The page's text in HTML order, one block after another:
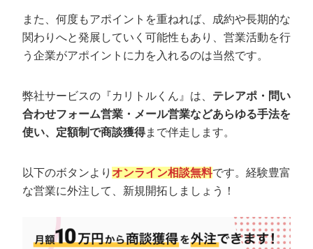
アポを断られた際の切り返し方｜【例文・
フレーズ】
「検討します」への切り返し方
「いまは必要ない」への切り返し方
「予算がない」への切り返し方
「既に別の業者に頼んでいる」への切り返し方
マナー
顧客情報は事前にしっかり把握する
また、何度もアポイントを重ねれば、成約や長期的な
関わりへと発展していく可能性もあり、営業活動を行
う企業がアポイントに力を入れるのは当然です。
弊社サービスの『カリトルくん』は、 テレアポ・問い
合わせフォーム営業・メール営業などあらゆる手法を
使い、定額制で商談獲得まで伴走します。
以下のボタンより オンライン相談無料です。経験豊富
な営業に外注して、新規開拓しましょう！